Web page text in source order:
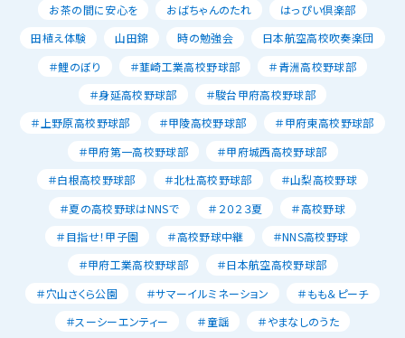
お茶の間に安心を
おばちゃんのたれ
はっぴい倶楽部
田植え体験
山田錦 時の勉強会
日本航空高校吹奏楽団
＃鯉のぼり
＃韮崎工業高校野球部
＃青洲高校野球部
＃身延高校野球部
＃駿台甲府高校野球部
＃上野原高校野球部
＃甲陵高校野球部
＃甲府東高校野球部
＃甲府第一高校野球部
＃甲府城西高校野球部
＃白根高校野球部
＃北杜高校野球部
＃山梨高校野球
＃夏の高校野球はNNSで
＃２０２３夏
＃高校野球
＃目指せ！甲子園
＃高校野球中継
＃NNS高校野球
＃甲府工業高校野球部
＃日本航空高校野球部
＃穴山さくら公園
＃サマーイルミネーション
＃もも＆ピーチ
＃スーシーエンティー
＃童謡
＃やまなしのうた